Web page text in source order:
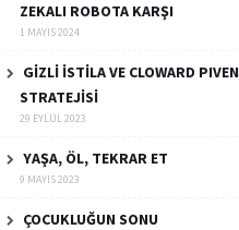
ZEKALI ROBOTA KARŞI
1 MAYIS 2024
GİZLİ İSTİLA VE CLOWARD PIVEN
STRATEJİSİ
29 EYLÜL 2023
YAŞA, ÖL, TEKRAR ET
9 MAYIS 2023
ÇOCUKLUĞUN SONU